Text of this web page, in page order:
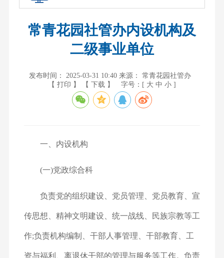
常青花园社管办内设机构及
二级事业单位
发布时间： 2025-03-31 10:40 来源： 常青花园社管办
【 打印 】
【 下载 】 字号：[ 大 中 小 ]
一、内设机构
(一)党政综合科
负责党的组织建设、党员管理、党员教育、宣
传思想、精神文明建设、统一战线、民族宗教等工
作;负责机构编制、干部人事管理、干部教育、工
资与福利、离退休干部的管理与服务等工作。负责